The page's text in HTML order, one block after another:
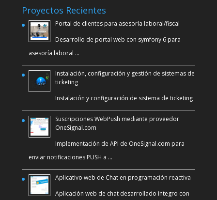
Proyectos Recientes
Portal de clientes para asesoría laboral/fiscal
Desarrollo de portal web con symfony 6 para
asesoría laboral …
Instalación, configuración y gestión de sistemas de
ticketing
Instalación y configuración de sistema de ticketing
Suscripciones WebPush mediante proveedor
OneSignal.com
Implementación de API de OneSignal.com para
enviar notificaciones PUSH a …
Aplicativo web de Chat en programación reactiva
Aplicación web de chat desarrollado íntegro con